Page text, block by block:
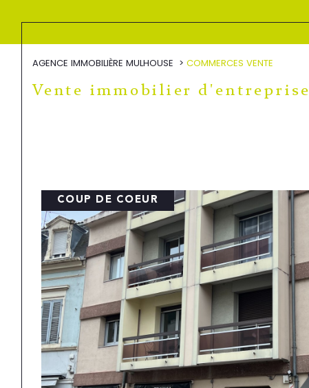
AGENCE IMMOBILIÈRE MULHOUSE COMMERCES VENTE
Vente immobilier d'entreprise
COUP DE COEUR